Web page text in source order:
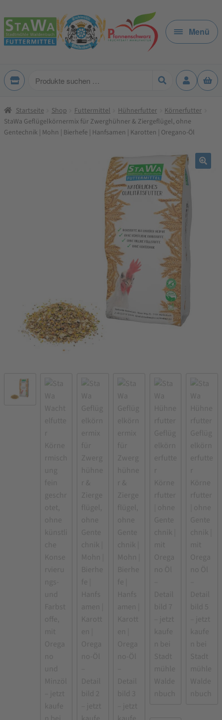
Zur
Navigation
springen
Zum
Inhalt
springen
Menü
Produkte
Startseite Shop Futtermittel Hühnerfutter
Körnerfutter
StaWa Geflügelkörnermix für Zwerghühner & Ziergeflügel, ohne
Gentechnik | Mohn | Bierhefe | Hanfsamen | Karotten | Oregano-Öl